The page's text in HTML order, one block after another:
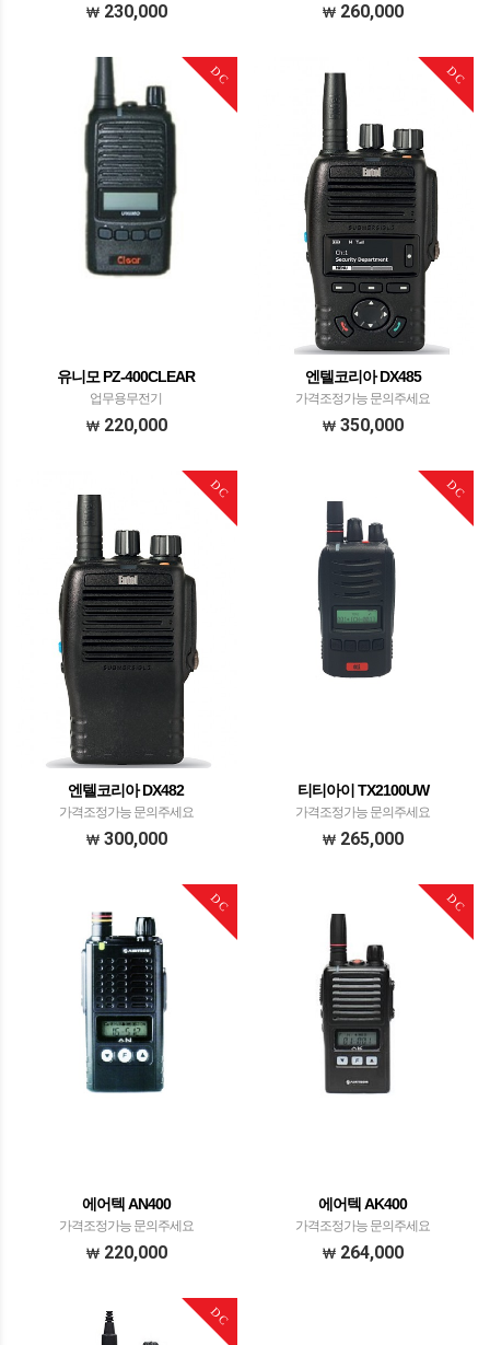
230,000 260,000
DC
유니모 PZ-400CLEAR
업무용무전기
220,000
DC
엔텔코리아 DX485
가격조정가능 문의주세요
350,000
DC
엔텔코리아 DX482
가격조정가능 문의주세요
300,000
DC
티티아이 TX2100UW
가격조정가능 문의주세요
265,000
DC
에어텍 AN400
가격조정가능 문의주세요
220,000
DC
에어텍 AK400
가격조정가능 문의주세요
264,000
DC